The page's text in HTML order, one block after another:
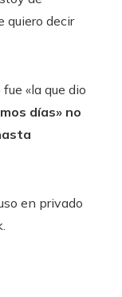
quiero decir
«la que dio
días» no